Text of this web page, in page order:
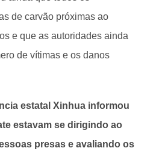
de carvão próximas ao
e que as autoridades ainda
de vítimas e os danos
estatal Xinhua informou
estavam se dirigindo ao
presas e avaliando os